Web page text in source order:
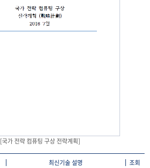
[국가 전략 컴퓨팅 구상 전략계획]
최신기술 설명 조회